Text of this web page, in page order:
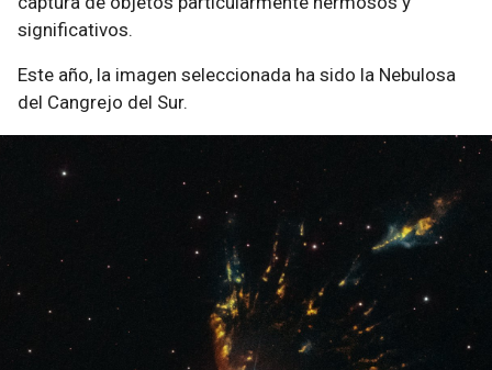
significativos.
Este año, la imagen seleccionada ha sido la Nebulosa
del Cangrejo del Sur.